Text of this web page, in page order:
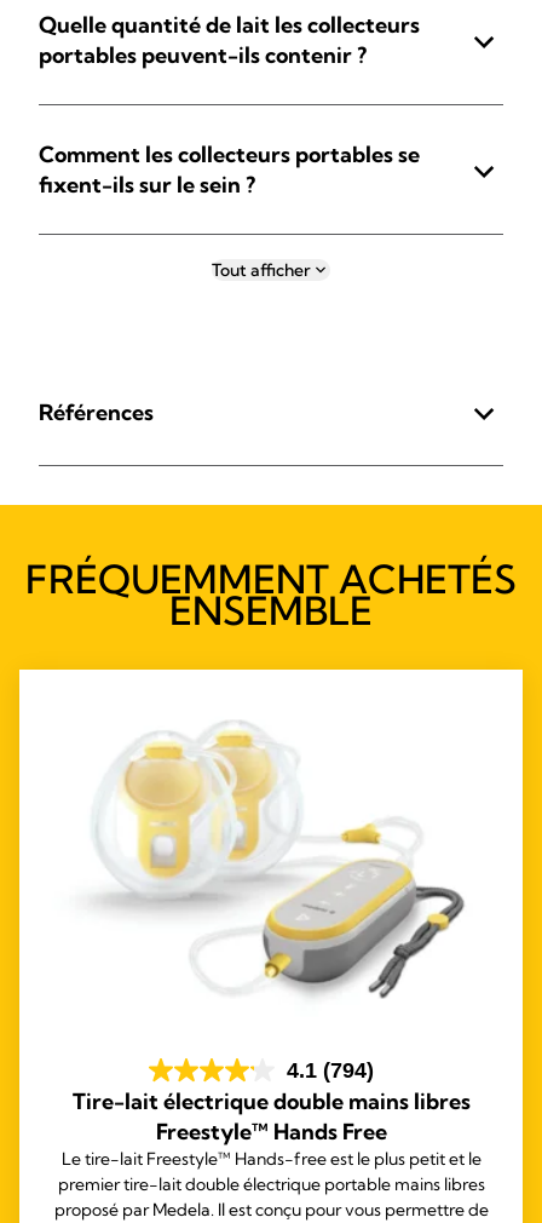
Quelle quantité de lait les collecteurs
portables peuvent-ils contenir ?
Comment les collecteurs portables se
fixent-ils sur le sein ?
Tout afficher
Références
FRÉQUEMMENT ACHETÉS
ENSEMBLE
4.1 (794)
Tire-lait électrique double mains libres
Freestyle™ Hands Free
Le tire-lait Freestyle™ Hands-free est le plus petit et le
premier tire-lait double électrique portable mains libres
proposé par Medela. Il est conçu pour vous permettre de